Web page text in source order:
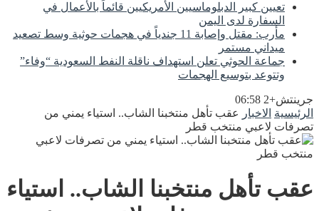
تعيين كبير الدبلوماسيين الأمريكيين قائماً بالأعمال في
السفارة لدى اليمن
مأرب: مقتل وإصابة 11 جندياً في هجمات حوثية وسط تصعيد
ميداني مستمر
جماعة الحوثي تعلن استهداف ناقلة النفط السعودية “وفاء”
وتتوعد بتوسيع الهجمات
جرينتش+2 06:58
الرئيسية الاخبار
عقب تأهل منتخبنا الشاب.. استياء يمني من
تصرفات لاعبي منتخب قطر
عقب تأهل منتخبنا الشاب.. استياء